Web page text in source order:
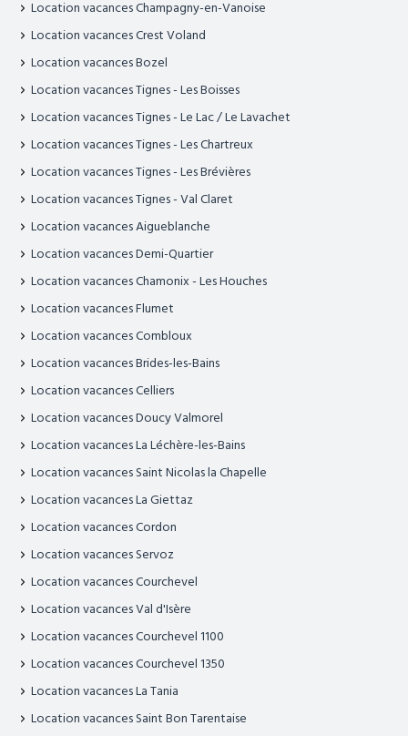
Location vacances Champagny-en-Vanoise
Location vacances Crest Voland
Location vacances Bozel
Location vacances Tignes - Les Boisses
Location vacances Tignes - Le Lac / Le Lavachet
Location vacances Tignes - Les Chartreux
Location vacances Tignes - Les Brévières
Location vacances Tignes - Val Claret
Location vacances Aigueblanche
Location vacances Demi-Quartier
Location vacances Chamonix - Les Houches
Location vacances Flumet
Location vacances Combloux
Location vacances Brides-les-Bains
Location vacances Celliers
Location vacances Doucy Valmorel
Location vacances La Léchère-les-Bains
Location vacances Saint Nicolas la Chapelle
Location vacances La Giettaz
Location vacances Cordon
Location vacances Servoz
Location vacances Courchevel
Location vacances Val d'Isère
Location vacances Courchevel 1100
Location vacances Courchevel 1350
Location vacances La Tania
Location vacances Saint Bon Tarentaise